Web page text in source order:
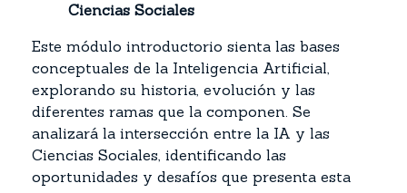
Ciencias Sociales
Este módulo introductorio sienta las bases
conceptuales de la Inteligencia Artificial,
explorando su historia, evolución y las
diferentes ramas que la componen. Se
analizará la intersección entre la IA y las
Ciencias Sociales, identificando las
oportunidades y desafíos que presenta esta